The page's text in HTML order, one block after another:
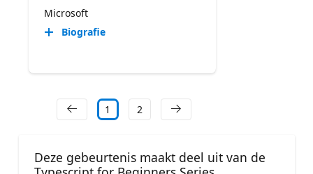
Microsoft
Biografie
1 2
Deze gebeurtenis maakt deel uit van de